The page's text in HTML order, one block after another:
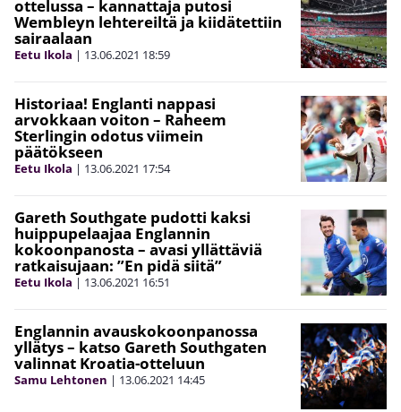
ottelussa – kannattaja putosi
Wembleyn lehtereiltä ja kiidätettiin
sairaalaan
Eetu Ikola | 13.06.2021 18:59
Historiaa! Englanti nappasi
arvokkaan voiton – Raheem
Sterlingin odotus viimein
päätökseen
Eetu Ikola | 13.06.2021 17:54
Gareth Southgate pudotti kaksi
huippupelaajaa Englannin
kokoonpanosta – avasi yllättäviä
ratkaisujaan: ”En pidä siitä”
Eetu Ikola | 13.06.2021 16:51
Englannin avauskokoonpanossa
yllätys – katso Gareth Southgaten
valinnat Kroatia-otteluun
Samu Lehtonen | 13.06.2021 14:45